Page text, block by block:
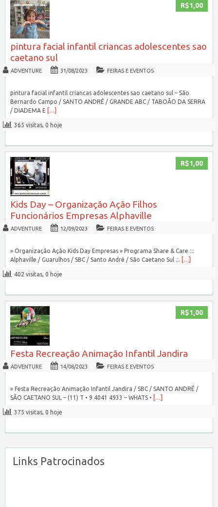
R$1,00
pintura facial infantil criancas adolescentes sao
caetano sul
ADVENTURE 31/08/2023 FEIRAS E EVENTOS
pintura facial infantil criancas adolescentes sao caetano sul – São
Bernardo Campo / SANTO ANDRÉ / GRANDE ABC / TABOÃO DA SERRA
/ DIADEMA E
[…]
365 visitas, 0 hoje
R$1,00
Kids Day – Organização Ação Filhos
Funcionários Empresas Alphaville
ADVENTURE 12/09/2023 FEIRAS E EVENTOS
» Organização Ação Kids Day Empresas » Programa Share & Care :::
Alphaville / Guarulhos / SBC / Santo André / São Caetano Sul .:.
[…]
402 visitas, 0 hoje
R$1,00
Festa Recreação Animação Infantil Jandira
ADVENTURE 14/08/2023 FEIRAS E EVENTOS
» Festa Recreação Animação Infantil Jandira / SBC / SANTO ANDRÉ /
SÃO CAETANO SUL – (11) T • 9 4041 4933 – WHATS •
[…]
375 visitas, 0 hoje
Links Patrocinados